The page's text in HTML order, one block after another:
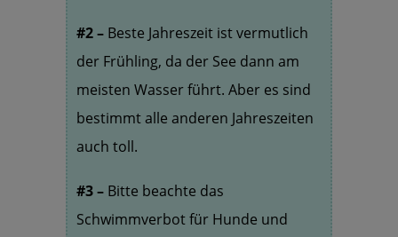
#2 – Beste Jahreszeit ist vermutlich
der Frühling, da der See dann am
meisten Wasser führt. Aber es sind
bestimmt alle anderen Jahreszeiten
auch toll.
#3 – Bitte beachte das
Schwimmverbot für Hunde und